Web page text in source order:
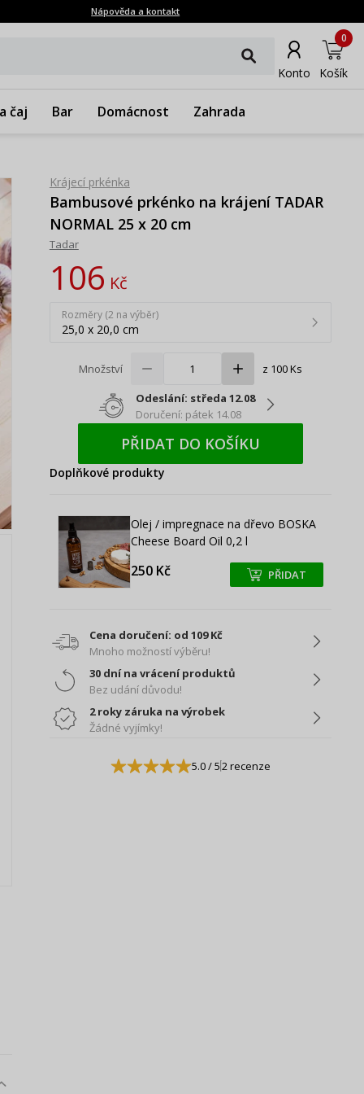
Nápověda a kontakt
Konto Košík
0
čaj Bar Domácnost Zahrada
Krájecí prkénka
Bambusové prkénko na krájení TADAR
NORMAL 25 x 20 cm
Tadar
106Kč
Rozměry (2 na výběr)
25,0 x 20,0 cm
Množství z 100 Ks
Odeslání: středa 12.08
Doručení: pátek 14.08
PŘIDAT DO KOŠÍKU
Doplňkové produkty
Olej / impregnace na dřevo BOSKA
Cheese Board Oil 0,2 l
250 Kč +
+ PŘIDAT
Cena doručení: od 109 Kč
Mnoho možností výběru!
30 dní na vrácení produktů
Bez udání důvodu!
2 roky záruka na výrobek
Žádné vyjímky!
5.0/ 52 recenze